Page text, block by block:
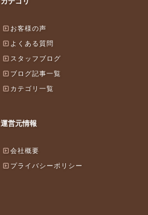
お客様の声
よくある質問
スタッフブログ
ブログ記事一覧
カテゴリ一覧
運営元情報
会社概要
プライバシーポリシー